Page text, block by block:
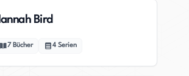
Bird
7 Bücher 4 Serien